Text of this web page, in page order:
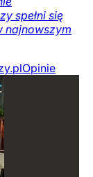
spełni się
najnowszym
Opinie